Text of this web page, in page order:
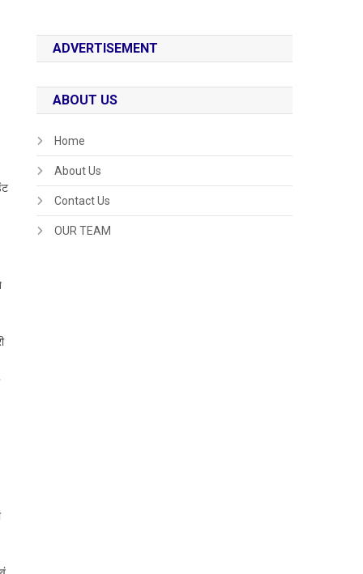
ADVERTISEMENT
ABOUT US
Home
About Us
Contact Us
OUR TEAM